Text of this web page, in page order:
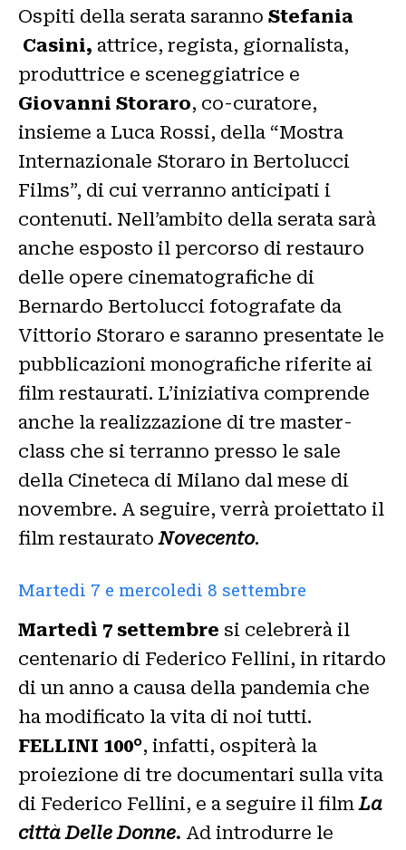
Ospiti della serata saranno Stefania
Casini, attrice, regista, giornalista,
produttrice e sceneggiatrice e
Giovanni Storaro, co-curatore,
insieme a Luca Rossi, della “Mostra
Internazionale Storaro in Bertolucci
Films”, di cui verranno anticipati i
contenuti. Nell’ambito della serata sarà
anche esposto il percorso di restauro
delle opere cinematografiche di
Bernardo Bertolucci fotografate da
Vittorio Storaro e saranno presentate le
pubblicazioni monografiche riferite ai
film restaurati. L’iniziativa comprende
anche la realizzazione di tre master-
class che si terranno presso le sale
della Cineteca di Milano dal mese di
novembre. A seguire, verrà proiettato il
film restauratoNovecento.
Martedi 7 e mercoledi 8 settembre
Martedì 7 settembre si celebrerà il
centenario di Federico Fellini, in ritardo
di un anno a causa della pandemia che
ha modificato la vita di noi tutti.
FELLINI 100°, infatti, ospiterà la
proiezione di tre documentari sulla vita
di Federico Fellini, e a seguire il filmLa
città Delle Donne. Ad introdurre le